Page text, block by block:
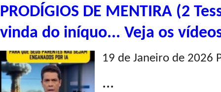
PRODÍGIOS DE MENTIRA (2
vinda do iníquo... Veja os
19 de Janeiro de 2026
...